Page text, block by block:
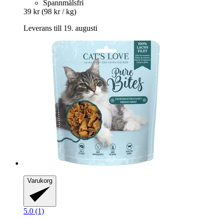
Spannmålsfri
39 kr (98 kr / kg)
Leverans till 19. augusti
Varukorg
5.0 (1)